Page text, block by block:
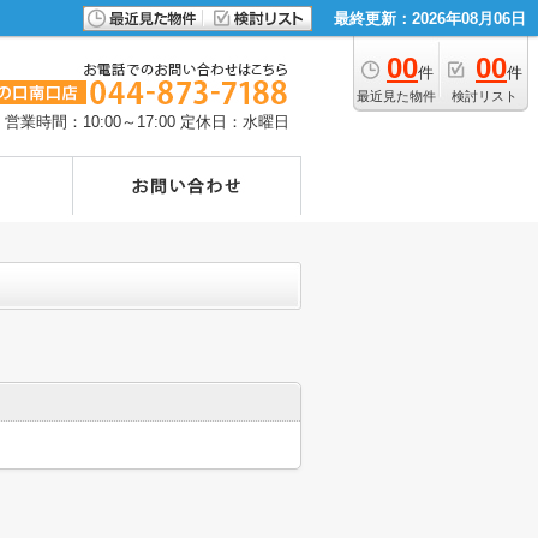
最終更新：2026年08月06日
00件
最近見た物件
00件
検討リスト
営業時間：10:00～17:00 定休日：水曜日